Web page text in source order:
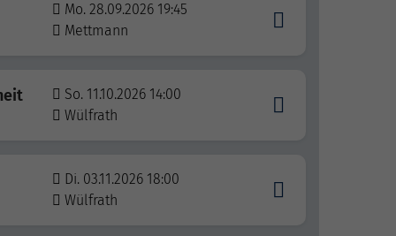
Mo. 28.09.2026 19:45
Mettmann
So. 11.10.2026 14:00
Wülfrath
Di. 03.11.2026 18:00
Wülfrath